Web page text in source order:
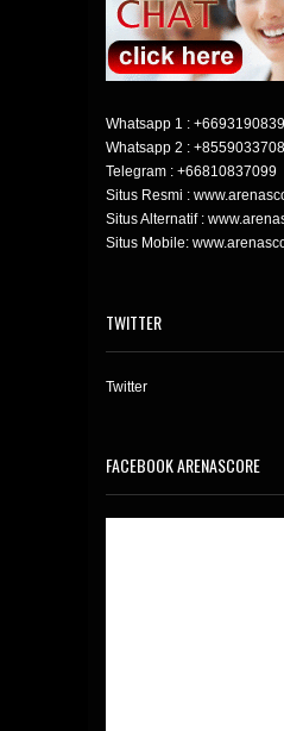
Whatsapp 1 :
Whatsapp 2 :
Telegram : +66810837099
Situs Resmi :
Situs Alternatif :
Situs Mobile:
TWITTER
Twitter
FACEBOOK ARENASCORE